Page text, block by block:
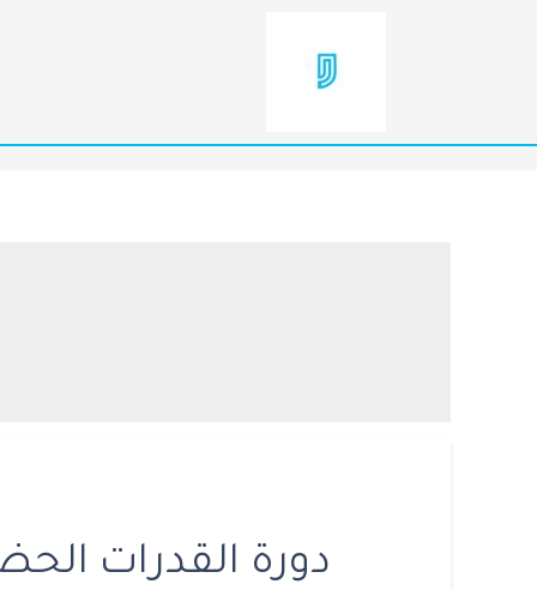
دورة القدرات